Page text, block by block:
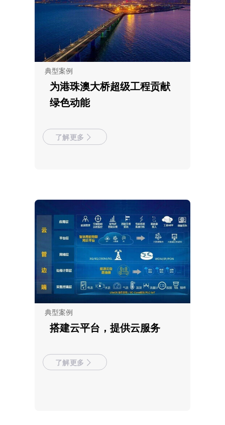
典型案例
为港珠澳大桥超级工程贡献
绿色动能
了解更多
典型案例
搭建云平台，提供云服务
了解更多